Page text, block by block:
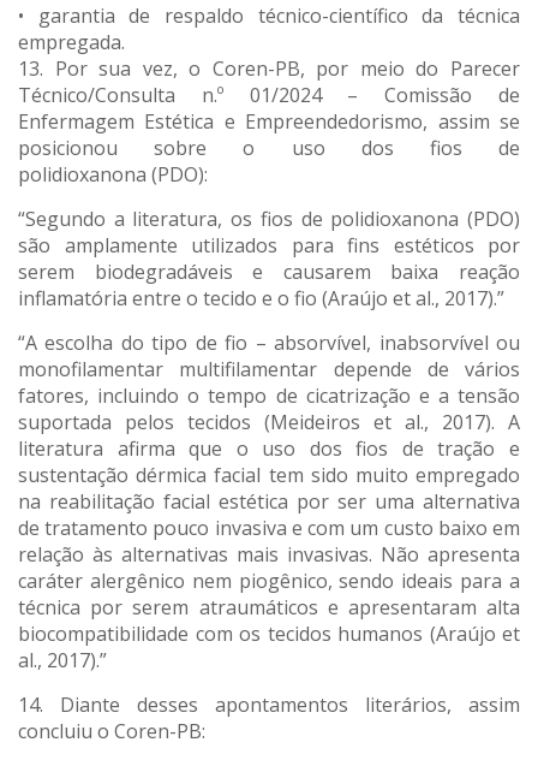
• garantia de respaldo técnico-científico da técnica
empregada.
13. Por sua vez, o Coren-PB, por meio do Parecer
Técnico/Consulta n.º 01/2024 – Comissão de
Enfermagem Estética e Empreendedorismo, assim se
posicionou sobre o uso dos fios de
polidioxanona (PDO):
“Segundo a literatura, os fios de polidioxanona (PDO)
são amplamente utilizados para fins estéticos por
serem biodegradáveis e causarem baixa reação
inflamatória entre o tecido e o fio (Araújo et al., 2017).”
“A escolha do tipo de fio – absorvível, inabsorvível ou
monofilamentar multifilamentar depende de vários
fatores, incluindo o tempo de cicatrização e a tensão
suportada pelos tecidos (Meideiros et al., 2017). A
literatura afirma que o uso dos fios de tração e
sustentação dérmica facial tem sido muito empregado
na reabilitação facial estética por ser uma alternativa
de tratamento pouco invasiva e com um custo baixo em
relação às alternativas mais invasivas. Não apresenta
caráter alergênico nem piogênico, sendo ideais para a
técnica por serem atraumáticos e apresentaram alta
biocompatibilidade com os tecidos humanos (Araújo et
al., 2017).”
14. Diante desses apontamentos literários, assim
concluiu o Coren-PB: